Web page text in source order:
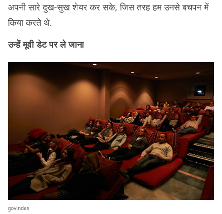
अपनी सारे दुख-सुख शेयर कर सके, जिस तरह हम उनसे बचपन में
किया करते थे.
उन्हें मूवी डेट पर ले जाना
govindas